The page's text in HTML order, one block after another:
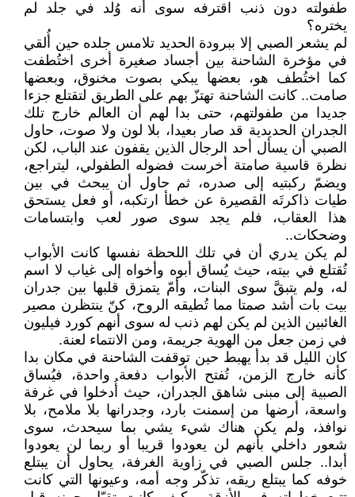
طفولته دون ذنب اقترفه سوى أنه وُلد في جلد لم
يختره؟
لم يشعر الصبي إلا ببرودة الحديد تلامس جلده حين أُلقي
في مؤخرة الشاحنة بين أجساد صغيرة أخرى اختُطفت
كما اختُطف هو، بعضها يبكي بصوت مخنوق، وبعضها
صامت.. كانت الشاحنة تهتزّ بهم على الطريق لتقتلع جزءا
جديدا من طفولتهم، حتى بدا لهم أن العالم خارج تلك
الجدران الحديدية قد صار بعيدا، بلا لون ولا صوت، حاول
الصبي أن يسأل أحد الرجال الذين يقفون عند الباب، لكن
نظرة قاسية صامتة أخرست فضوله الطفولي، ليتراجع،
ويضمّ ركبتيه إلى صدره، ثم حاول أن يبحث في بين
طيات ذاكرتَه القصيرة عن خطأ ارتكبه، أو فعل يستحق
هذا العقاب، فلم يجد سوى صور لعب وابتسامات
وضحكات..
لم يكن يدري أن في تلك اللحظة نفسها كانت الأبواب
تُقتلع في بيته، حيث يُساق أبوه وأخواه إلى غياب لا اسم
له، ولم يتبقَّ سوى البنات، وأمّ يتمزق قلبها بين جدران
بيت بات أشد صمتا مما تُطيقه الروح، كنّ ينتظرن مصير
الغائبين الذين لم يكن لهم ذنب له سوى أنهم كورد فيليون
في زمن جعل من الهوية جريمة، ومن الانتماء لعنة.
كان الليل قد بدأ يهبط حين توقفت الشاحنة في مكان بدا
كأنه خارج الزمن، تُفتح الأبواب دفعة واحدة، فيُساق
الصبية إلى مبنى شاهق الجدران، حيث أُدخلوا في غرفة
واسعة، أرضها من إسمنت بارد، وجدرانها بلا ملامح، بلا
نوافذ، ولم يكن هناك شيء يشي بما سيحدث، سوى
شعور داخلي بأنهم لن يعودوا قريبا أو ربما لن يعودوا
أبدا.. جلس الصبي في زاوية الغرفة، يحاول أن يبتلع
خوفه كما يبتلع ريقه، تذكّر وجه أمه، وعيونها التي كانت